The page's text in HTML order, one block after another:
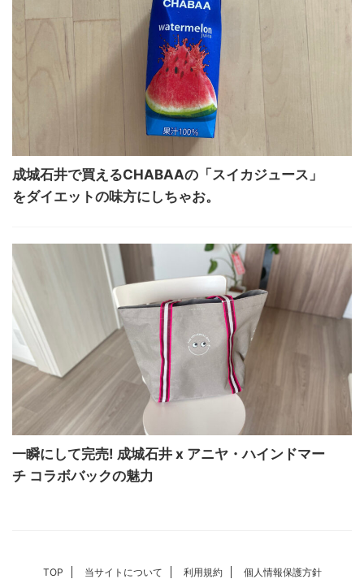
成城石井で買えるCHABAAの「スイカジュース」
をダイエットの味方にしちゃお。
一瞬にして完売! 成城石井 x アニヤ・ハインドマー
チ コラボバックの魅力
TOP 当サイトについて 利用規約 個人情報保護方針